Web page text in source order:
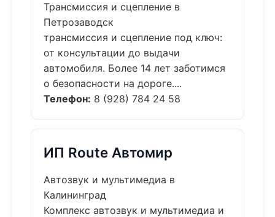
Трансмиссия и сцепление в
Петрозаводск
трансмиссия и сцепление под ключ:
от консультации до выдачи
автомобиля. Более 14 лет заботимся
о безопасности на дороге....
Телефон: 8 (928) 784 24 58
ИП Route Автомир
Автозвук и мультимедиа в
Калининград
Комплекс автозвук и мультимедиа и